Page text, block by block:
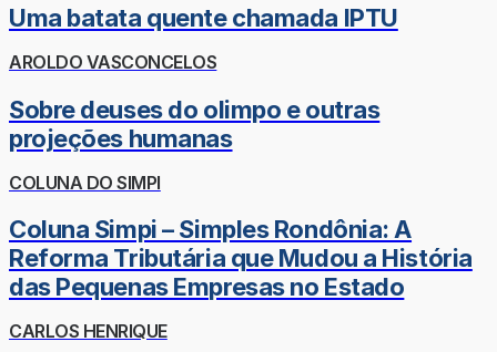
Uma batata quente chamada IPTU
AROLDO VASCONCELOS
Sobre deuses do olimpo e outras
projeções humanas
COLUNA DO SIMPI
Coluna Simpi – Simples Rondônia: A
Reforma Tributária que Mudou a História
das Pequenas Empresas no Estado
CARLOS HENRIQUE